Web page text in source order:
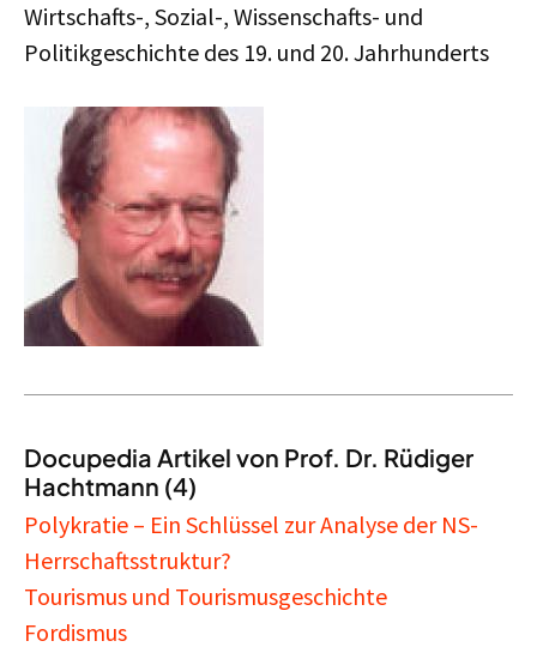
Wirtschafts-, Sozial-, Wissenschafts- und
Politikgeschichte des 19. und 20. Jahrhunderts
Docupedia Artikel von Prof. Dr. Rüdiger
Hachtmann (4)
Polykratie – Ein Schlüssel zur Analyse der NS-
Herrschaftsstruktur?
Tourismus und Tourismusgeschichte
Fordismus